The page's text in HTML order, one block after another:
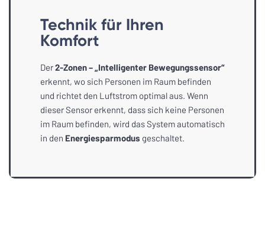
Technik für Ihren
Komfort
Der2-Zonen – „Intelligenter Bewegungssensor“
erkennt, wo sich Personen im Raum befinden
und richtet den Luftstrom optimal aus. Wenn
dieser Sensor erkennt, dass sich keine Personen
im Raum befinden, wird das System automatisch
in den Energiesparmodus geschaltet.